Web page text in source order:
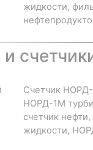
жидкости,
Счетчик
НОРД-1М
счетчик нефти,
жидкости,